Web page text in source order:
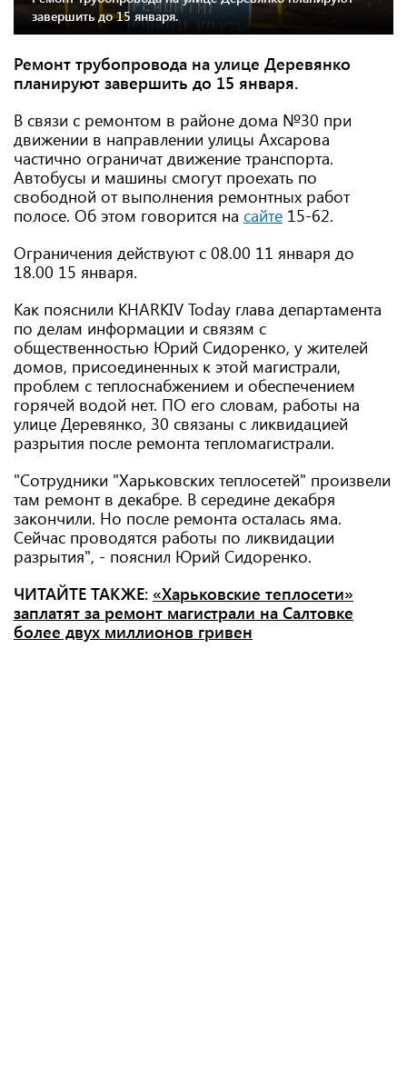
завершить до 15 января.
Ремонт трубопровода на улице Деревянко
планируют завершить до 15 января.
В связи с ремонтом в районе дома №30 при
движении в направлении улицы Ахсарова
частично ограничат движение транспорта.
Автобусы и машины смогут проехать по
свободной от выполнения ремонтных работ
полосе. Об этом говорится на сайте 15-62.
Ограничения действуют с 08.00 11 января до
18.00 15 января.
Как пояснили KHARKIV Today глава департамента
по делам информации и связям с
общественностью Юрий Сидоренко, у жителей
домов, присоединенных к этой магистрали,
проблем с теплоснабжением и обеспечением
горячей водой нет. ПО его словам, работы на
улице Деревянко, 30 связаны с ликвидацией
разрытия после ремонта тепломагистрали.
"Сотрудники "Харьковских теплосетей" произвели
там ремонт в декабре. В середине декабря
закончили. Но после ремонта осталась яма.
Сейчас проводятся работы по ликвидации
разрытия", - пояснил Юрий Сидоренко.
ЧИТАЙТЕ ТАКЖЕ: «Харьковские теплосети»
заплатят за ремонт магистрали на Салтовке
более двух миллионов гривен